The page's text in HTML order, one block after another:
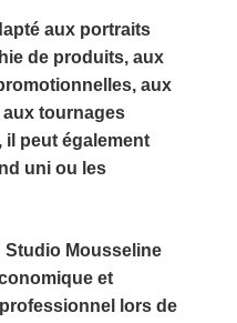
aux portraits
de produits, aux
aux
tournages
peut également
uni ou les
Studio Mousseline
et
lors de